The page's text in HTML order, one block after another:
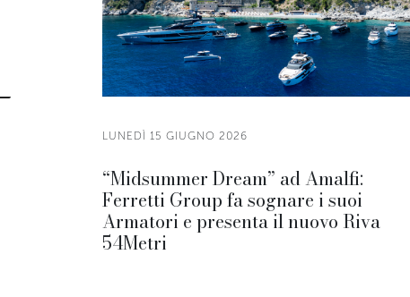
LUNEDÌ 15 GIUGNO 2026
“Midsummer Dream” ad Amalfi:
Ferretti Group fa sognare i suoi
Armatori e presenta il nuovo Riva
54Metri